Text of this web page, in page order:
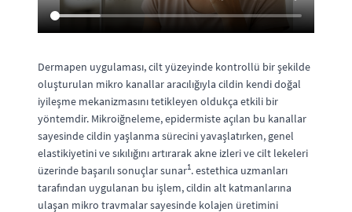
Dermapen uygulaması, cilt yüzeyinde kontrollü bir şekilde
oluşturulan mikro kanallar aracılığıyla cildin kendi doğal
iyileşme mekanizmasını tetikleyen oldukça etkili bir
yöntemdir. Mikroiğneleme, epidermiste açılan bu kanallar
sayesinde cildin yaşlanma sürecini yavaşlatırken, genel
elastikiyetini ve sıkılığını artırarak akne izleri ve cilt lekeleri
üzerinde başarılı sonuçlar sunar1. estethica uzmanları
tarafından uygulanan bu işlem, cildin alt katmanlarına
ulaşan mikro travmalar sayesinde kolajen üretimini